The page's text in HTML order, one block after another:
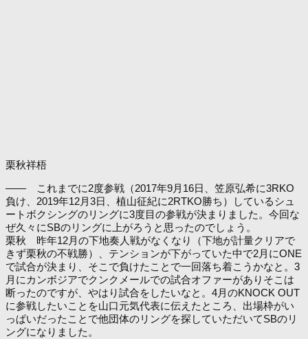
栗秋祥梧
―― これまでに2度参戦（2017年9月16日、笠原弘希に3RKO
負け、2019年12月3日、植山征紀に2RTKO勝ち）しているシュ
ートボクシングのリングに3度目の参戦が決まりました。今回な
ぜ久々にSBのリングに上がろうと思ったのでしょう。
栗秋 昨年12月の下地奏人戦がなくなり（下地が計量クリアで
きず栗秋の不戦勝）、テンションが下がっていた中で2月にONE
で試合が決まり、そこで負けたことで一回落ち着こうかなと。3
月にカンボジアでクンクメールでの試合オファーがありそこは
断ったのですが、やはり試合をしたいなと。4月のKNOCK OUT
に参戦したいことを山口元気代表に伝えたところ、出場枠がい
っぱいだったことで他団体のリングを探していただいてSBのリ
ングになりました。